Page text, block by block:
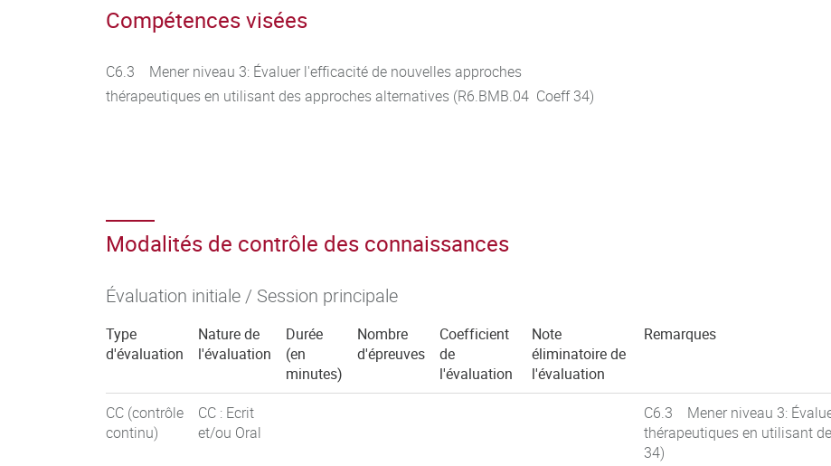
Compétences visées
C6.3 Mener niveau 3: Évaluer l'efficacité de nouvelles approches
thérapeutiques en utilisant des approches alternatives (R6.BMB.04 Coeff 34)
Modalités de contrôle des connaissances
Évaluation initiale / Session principale
Type
d'évaluation
Nature de
l'évaluation
Durée
(en
minutes)
Nombre
d'épreuves
Coefficient
de
l'évaluation
Note
éliminatoire de
l'évaluation
Remarques
CC (contrôle
continu)
CC : Ecrit
et/ou Oral
C6.3 Mener niveau 3:
thérapeutiques en utilisant
34)